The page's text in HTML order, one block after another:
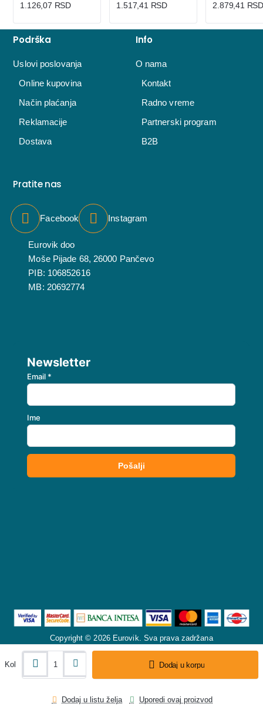
Kol Dodaj u korpu
Dodaj u listu želja Uporedi ovaj proizvod
1.126,07 RSD 1.517,41 RSD 2.879,41 RSD
Podrška
Uslovi poslovanja
Online kupovina
Način plaćanja
Reklamacije
Dostava
Info
O nama
Kontakt
Radno vreme
Partnerski program
B2B
Pratite nas
Facebook Instagram
Eurovik doo
Moše Pijade 68, 26000 Pančevo
PIB: 106852616
MB: 20692774
Copyright © 2026 Eurovik. Sva prava zadržana